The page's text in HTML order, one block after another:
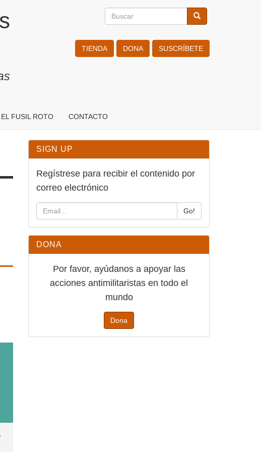
Search
Buscar Buscar
TIENDA DONA SUSCRÍBETE
EL FUSIL ROTO CONTACTO
SIGN UP
Regístrese para recibir el contenido
por correo electrónico
Go!
DONA
Por favor, ayúdanos a apoyar las
acciones antimilitaristas en todo el
mundo
Dona